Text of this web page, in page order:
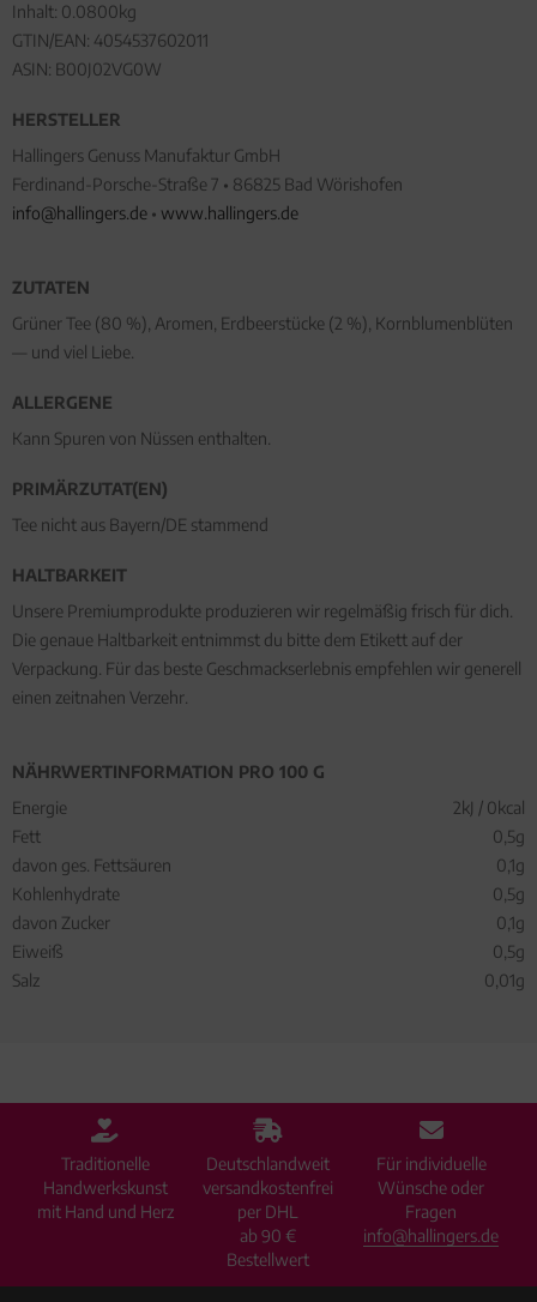
Inhalt: 0.0800kg
GTIN/EAN: 4054537602011
ASIN: B00J02VG0W
HERSTELLER
Hallingers Genuss Manufaktur GmbH
Ferdinand-Porsche-Straße 7 • 86825 Bad Wörishofen
info@hallingers.de • www.hallingers.de
ZUTATEN
Grüner Tee (80 %), Aromen, Erdbeerstücke (2 %), Kornblumenblüten
— und viel Liebe.
ALLERGENE
Kann Spuren von Nüssen enthalten.
PRIMÄRZUTAT(EN)
Tee nicht aus Bayern/DE stammend
HALTBARKEIT
Unsere Premiumprodukte produzieren wir regelmäßig frisch für dich.
Die genaue Haltbarkeit entnimmst du bitte dem Etikett auf der
Verpackung. Für das beste Geschmackserlebnis empfehlen wir generell
einen zeitnahen Verzehr.
NÄHRWERTINFORMATION PRO 100 G
Energie
2kJ / 0kcal
Fett
0,5g
davon ges. Fettsäuren
0,1g
Kohlenhydrate
0,5g
davon Zucker
0,1g
Eiweiß
0,5g
Salz
0,01g
Traditionelle
Handwerkskunst
mit Hand und Herz
Deutschlandweit
versandkostenfrei
per DHL
ab 90 €
Bestellwert
Für individuelle
Wünsche oder
Fragen
info@hallingers.de